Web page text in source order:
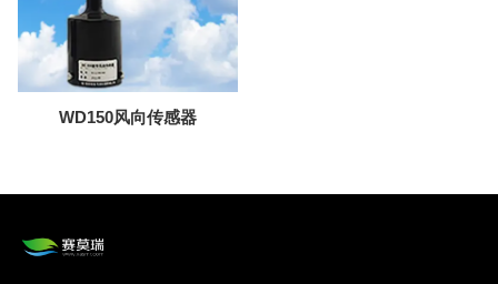
WD150风向传感器